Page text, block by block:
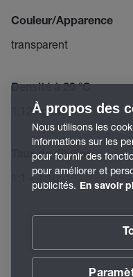
Couleur/Apparence
transparent
Densité à 20 °C
1,120 g/cm³
Taux de dilution
1:1 – 1:10
À propos des
Nous utilisons les
informations sur les
pour fournir des
pour améliorer et
publicités. En savoir